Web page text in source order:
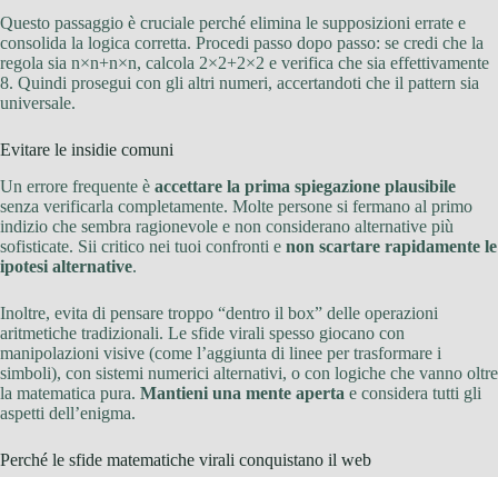
Questo passaggio è cruciale perché elimina le supposizioni errate e
consolida la logica corretta. Procedi passo dopo passo: se credi che la
regola sia n×n+n×n, calcola 2×2+2×2 e verifica che sia effettivamente
8. Quindi prosegui con gli altri numeri, accertandoti che il pattern sia
universale.
Evitare le insidie comuni
Un errore frequente è accettare la prima spiegazione plausibile
senza verificarla completamente. Molte persone si fermano al primo
indizio che sembra ragionevole e non considerano alternative più
sofisticate. Sii critico nei tuoi confronti e non scartare rapidamente le
ipotesi alternative.
Inoltre, evita di pensare troppo “dentro il box” delle operazioni
aritmetiche tradizionali. Le sfide virali spesso giocano con
manipolazioni visive (come l’aggiunta di linee per trasformare i
simboli), con sistemi numerici alternativi, o con logiche che vanno oltre
la matematica pura. Mantieni una mente aperta e considera tutti gli
aspetti dell’enigma.
Perché le sfide matematiche virali conquistano il web